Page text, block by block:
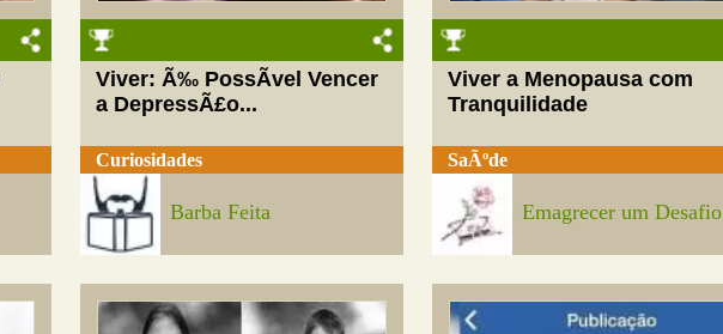
Viver: Ã‰ PossÃ­vel Vencer
a DepressÃ£o...
Curiosidades
Barba Feita
Viver a Menopausa com
Tranquilidade
SaÃºde
Emagrecer um Desafio